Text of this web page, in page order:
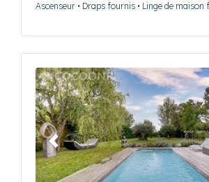
Ascenseur • Draps fournis • Linge de maison
Précédent